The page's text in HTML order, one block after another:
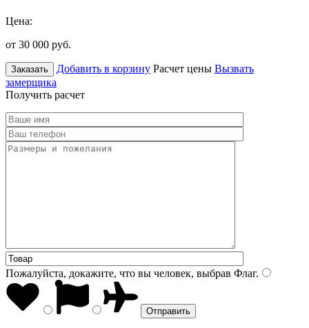
Цена:
от 30 000 руб.
Заказать Добавить в корзину Расчет цены Вызвать
замерщика
Получить расчет
Пожалуйста, докажите, что вы человек, выбрав Флаг.